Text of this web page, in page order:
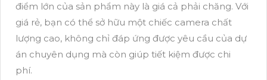
điểm lớn của sản phẩm này là giá cả phải chăng. Với
giá rẻ, bạn có thể sở hữu một chiếc camera chất
lượng cao, không chỉ đáp ứng được yêu cầu của dự
án chuyên dụng mà còn giúp tiết kiệm được chi
phí.